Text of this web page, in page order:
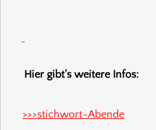
Hier gibt's weitere Infos:
>>>stichwort-Abende